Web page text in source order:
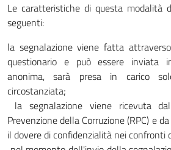
Le caratteristiche di questa modalità
seguenti:
la segnalazione viene fatta
questionario e può essere inviata
anonima, sarà presa in carico
circostanziata;
la segnalazione viene ricevuta
Prevenzione della Corruzione (RPC) e
il dovere di confidenzialità nei confronti